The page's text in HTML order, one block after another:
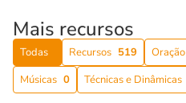
Mais recursos
Todas Recursos 519 Oração
Músicas 0 Técnicas e Dinâmicas